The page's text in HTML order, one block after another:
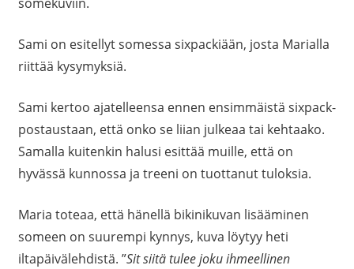
Sami on esitellyt somessa sixpackiään, josta Marialla
riittää kysymyksiä.
Sami kertoo ajatelleensa ennen ensimmäistä sixpack-
postaustaan, että onko se liian julkeaa tai kehtaako.
Samalla kuitenkin halusi esittää muille, että on
hyvässä kunnossa ja treeni on tuottanut tuloksia.
Maria toteaa, että hänellä bikinikuvan lisääminen
someen on suurempi kynnys, kuva löytyy heti
iltapäivälehdistä. ”Sit siitä tulee joku ihmeellinen